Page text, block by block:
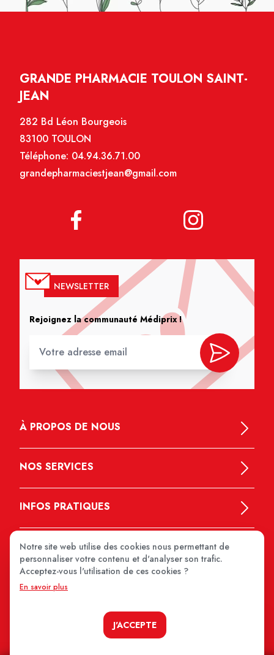
GRANDE PHARMACIE TOULON SAINT-
JEAN
282 Bd Léon Bourgeois
83100 TOULON
Téléphone: 04.94.36.71.00
grandepharmaciestjean@gmail.com
NEWSLETTER
Rejoignez la communauté Médiprix !
À PROPOS DE NOUS
NOS SERVICES
INFOS PRATIQUES
Notre site web utilise des cookies nous permettant de
personnaliser votre contenu et d'analyser son trafic.
Acceptez-vous l'utilisation de ces cookies ?
En savoir plus
J'ACCEPTE